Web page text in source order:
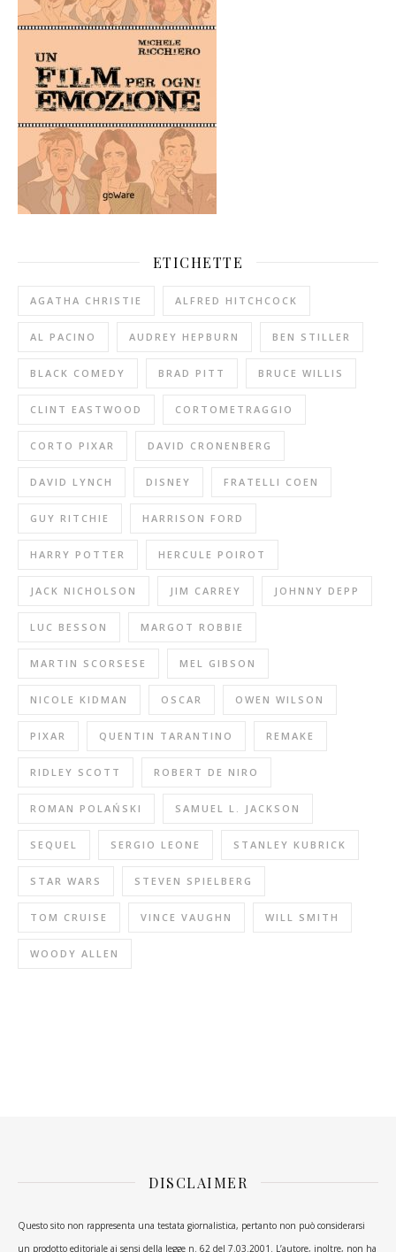
ETICHETTE
AGATHA CHRISTIE ALFRED HITCHCOCK
AL PACINO AUDREY HEPBURN BEN STILLER
BLACK COMEDY BRAD PITT BRUCE WILLIS
CLINT EASTWOOD CORTOMETRAGGIO
CORTO PIXAR DAVID CRONENBERG
DAVID LYNCH DISNEY FRATELLI COEN
GUY RITCHIE HARRISON FORD
HARRY POTTER HERCULE POIROT
JACK NICHOLSON JIM CARREY JOHNNY DEPP
LUC BESSON MARGOT ROBBIE
MARTIN SCORSESE MEL GIBSON
NICOLE KIDMAN OSCAR OWEN WILSON
PIXAR QUENTIN TARANTINO REMAKE
RIDLEY SCOTT ROBERT DE NIRO
ROMAN POLAŃSKI SAMUEL L. JACKSON
SEQUEL SERGIO LEONE STANLEY KUBRICK
STAR WARS STEVEN SPIELBERG
TOM CRUISE VINCE VAUGHN WILL SMITH
WOODY ALLEN
DISCLAIMER
Questo sito non rappresenta una testata giornalistica, pertanto non può considerarsi
un prodotto editoriale ai sensi della legge n. 62 del 7.03.2001. L’autore, inoltre, non ha